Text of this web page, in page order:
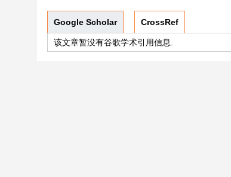
Google Scholar CrossRef
该文章暂没有谷歌学术引用信息.